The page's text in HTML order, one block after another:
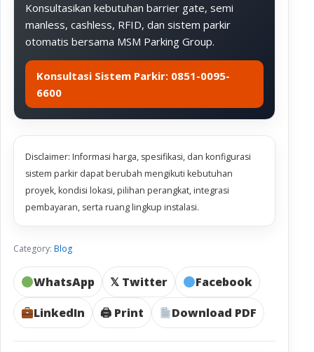
Konsultasikan kebutuhan barrier gate, semi
manless, cashless, RFID, dan sistem parkir
otomatis bersama MSM Parking Group.
Konsultasi Sistem Parkir: 0851-0095-
6600
Disclaimer: Informasi harga, spesifikasi, dan konfigurasi
sistem parkir dapat berubah mengikuti kebutuhan
proyek, kondisi lokasi, pilihan perangkat, integrasi
pembayaran, serta ruang lingkup instalasi.
Category: Blog
WhatsApp 𝕏 Twitter
Facebook
LinkedIn
🖨 Print Download PDF